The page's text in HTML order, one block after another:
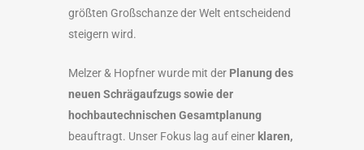
größten Großschanze der Welt entscheidend
steigern wird.
Melzer & Hopfner wurde mit der Planung des
neuen Schrägaufzugs sowie der
hochbautechnischen Gesamtplanung
beauftragt. Unser Fokus lag auf einer klaren,